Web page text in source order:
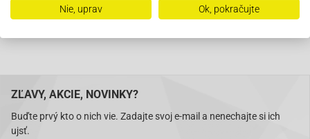
Skladom 11288 položiek
ZĽAVY, AKCIE, NOVINKY?
Buďte prvý kto o nich vie. Zadajte svoj e-mail a nenechajte si ich
ujsť.
Nie, uprav Ok, pokračujte